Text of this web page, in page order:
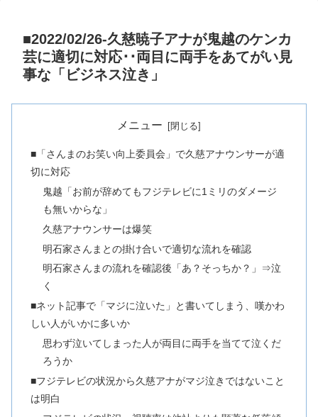
■2022/02/26-久慈暁子アナが鬼越のケンカ
芸に適切に対応･･両目に両手をあてがい見
事な「ビジネス泣き」
メニュー
■「さんまのお笑い向上委員会」で久慈アナウンサーが適
切に対応
鬼越「お前が辞めてもフジテレビに1ミリのダメージ
も無いからな」
久慈アナウンサーは爆笑
明石家さんまとの掛け合いで適切な流れを確認
明石家さんまの流れを確認後「あ？そっちか？」⇒泣
く
■ネット記事で「マジに泣いた」と書いてしまう、嘆かわ
しい人がいかに多いか
思わず泣いてしまった人が両目に両手を当てて泣くだ
ろうか
■フジテレビの状況から久慈アナがマジ泣きではないこと
は明白